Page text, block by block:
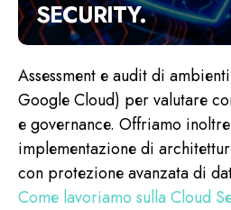
SECURITY.
Assessment e audit di
Google Cloud) per valutare
e governance. Offriamo
implementazione di
con protezione avanzata di
Come lavoriamo sulla Cloud